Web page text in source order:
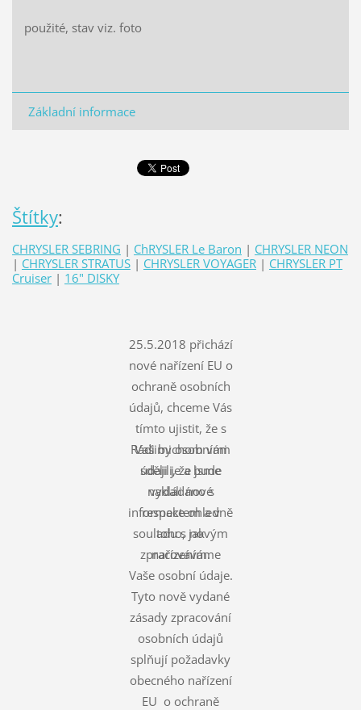
použité, stav viz. foto
Základní informace
Štítky:
CHRYSLER SEBRING | ChRYSLER Le Baron | CHRYSLER NEON
| CHRYSLER STRATUS | CHRYSLER VOYAGER | CHRYSLER PT
Cruiser | 16" DISKY
25.5.2018 přichází
nové nařízení EU o
ochraně osobních
údajů, chceme Vás
tímto ujistit, že s
Vašimi osobními
údaji je a bude
nakládáno s
respektem a v
souladu s novým
nařízením.
Rádi bychom vám
sdělili, že jsme
vydali nové
informace ohledně
toho, jak
zpracováváme
Vaše osobní údaje.
Tyto nově vydané
zásady zpracování
osobních údajů
splňují požadavky
obecného nařízení
EU o ochraně